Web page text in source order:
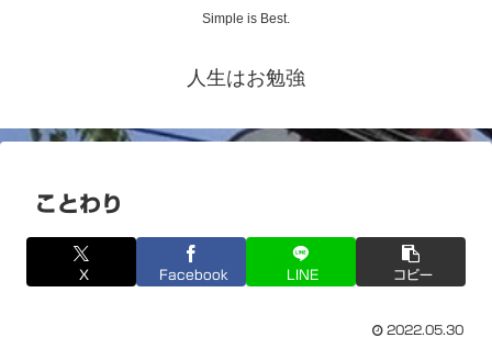
Simple is Best.
人生はお勉強
ことわり
X Facebook LINE コピー
2022.05.30